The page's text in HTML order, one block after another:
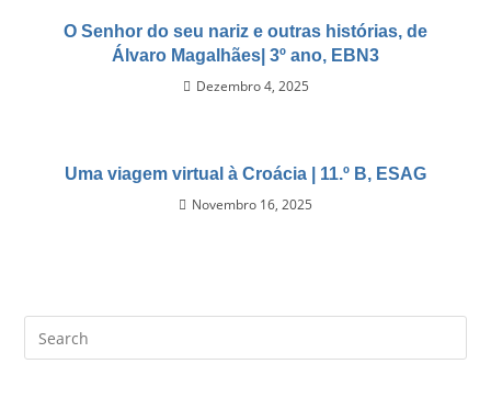
O Senhor do seu nariz e outras histórias, de
Álvaro Magalhães| 3º ano, EBN3
Dezembro 4, 2025
Uma viagem virtual à Croácia | 11.º B, ESAG
Novembro 16, 2025